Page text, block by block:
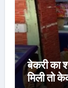
बेकरी का
मिली तो